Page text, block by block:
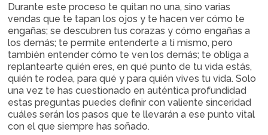
Durante este proceso te quitan no una, sino varias
vendas que te tapan los ojos y te hacen ver cómo te
engañas; se descubren tus corazas y cómo engañas a
los demás; te permite entenderte a ti mismo, pero
también entender cómo te ven los demás; te obliga a
replantearte quién eres, en qué punto de tu vida estás,
quién te rodea, para qué y para quién vives tu vida. Solo
una vez te has cuestionado en auténtica profundidad
estas preguntas puedes definir con valiente sinceridad
cuáles serán los pasos que te llevarán a ese punto vital
con el que siempre has soñado.